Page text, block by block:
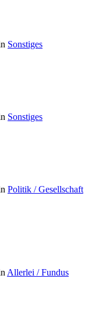
Sonstiges
Sonstiges
Politik / Gesellschaft
Allerlei / Fundus